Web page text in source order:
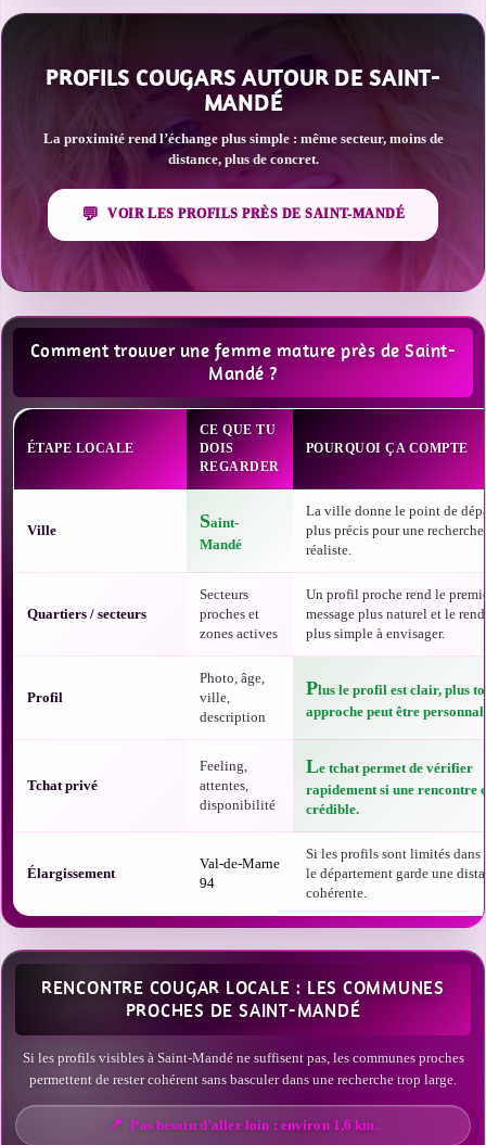
PROFILS COUGARS AUTOUR DE SAINT-
MANDÉ
La proximité rend l’échange plus simple : même secteur, moins de
distance, plus de concret.
VOIR LES PROFILS PRÈS DE SAINT-MANDÉ
Comment trouver une femme mature près de Saint-
Mandé ?
ÉTAPE LOCALE
CE QUE TU
DOIS
REGARDER
POURQUOI ÇA COMPTE
Ville Saint-
Mandé
La ville donne le point de
plus précis pour une
réaliste.
Quartiers / secteurs
Secteurs
proches et
zones actives
Un profil proche rend le
message plus naturel et le
plus simple à envisager.
Profil
Photo, âge,
ville,
description
Plus le profil est clair, plus
approche peut être
Tchat privé
Feeling,
attentes,
disponibilité
Le tchat permet de vérifier
rapidement si une rencontre
crédible.
Élargissement
Val-de-Marne
94
Si les profils sont limités dans
le département garde une
cohérente.
RENCONTRE COUGAR LOCALE : LES COMMUNES
PROCHES DE SAINT-MANDÉ
Si les profils visibles à Saint-Mandé ne suffisent pas, les communes proches
permettent de rester cohérent sans basculer dans une recherche trop large.
Pas besoin d’aller loin : environ 1,6 km.